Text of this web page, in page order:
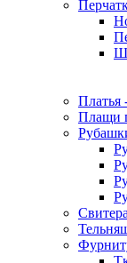
Платья
Плащи